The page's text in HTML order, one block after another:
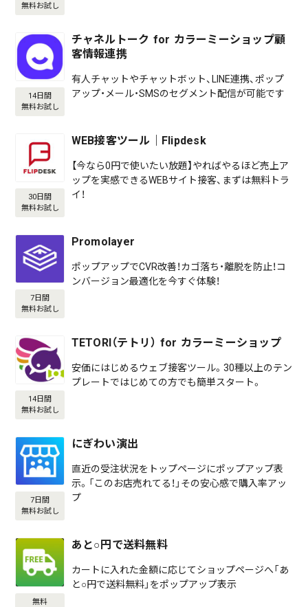
無料お試し
14日間
無料お試し
チャネルトーク for カラーミーショップ顧
客情報連携
有人チャットやチャットボット、LINE連携、ポップ
アップ・メール・SMSのセグメント配信が可能です
30日間
無料お試し
WEB接客ツール｜Flipdesk
【今なら0円で使いたい放題】やればやるほど売上ア
ップを実感できるWEBサイト接客、まずは無料トラ
イ！
7日間
無料お試し
Promolayer
ポップアップでCVR改善！カゴ落ち・離脱を防止！コ
ンバージョン最適化を今すぐ体験！
14日間
無料お試し
TETORI（テトリ） for カラーミーショップ
安価にはじめるウェブ接客ツール。30種以上のテン
プレートではじめての方でも簡単スタート。
7日間
無料お試し
にぎわい演出
直近の受注状況をトップページにポップアップ表
示。「このお店売れてる！」その安心感で購入率アッ
プ
無料
あと○円で送料無料
カートに入れた金額に応じてショップページへ「あ
と○円で送料無料」をポップアップ表示